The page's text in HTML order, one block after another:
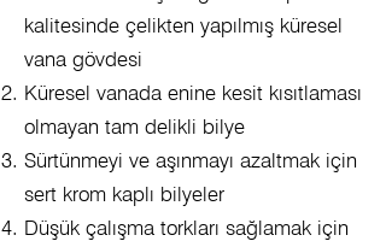
kalitesinde çelikten yapılmış küresel
vana gövdesi
Küresel vanada enine kesit kısıtlaması
olmayan tam delikli bilye
Sürtünmeyi ve aşınmayı azaltmak için
sert krom kaplı bilyeler
Düşük çalışma torkları sağlamak için